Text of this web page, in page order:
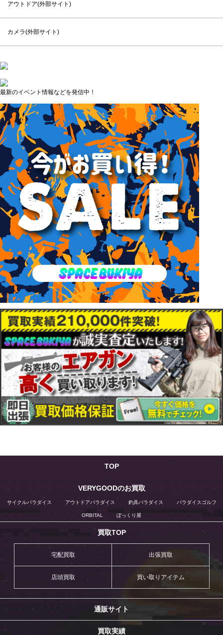
アウトドア(外部サイト)
カメラ(外部サイト)
最新のイベント情報などを発信中！
TOP
VERYGOODのお買取
サイクルパラダイス アウトドアパラダイス 釣具パラダイス パラダイスゴルフ
ORBITAL ぼっくり屋
買取TOP
宅配買取 出張買取
店頭買取 買い取りアイテム
通販サイト
買取実績